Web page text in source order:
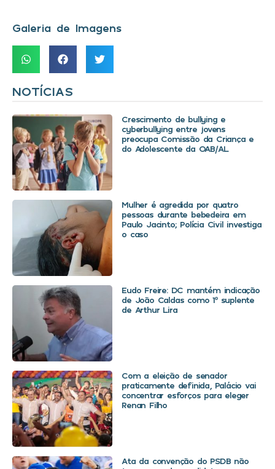
Galeria de Imagens
NOTÍCIAS
Crescimento de bullying e
cyberbullying entre jovens
preocupa Comissão da Criança e
do Adolescente da OAB/AL
Mulher é agredida por quatro
pessoas durante bebedeira em
Paulo Jacinto; Polícia Civil investiga
o caso
Eudo Freire: DC mantém indicação
de João Caldas como 1º suplente
de Arthur Lira
Com a eleição de senador
praticamente definida, Palácio vai
concentrar esforços para eleger
Renan Filho
Ata da convenção do PSDB não